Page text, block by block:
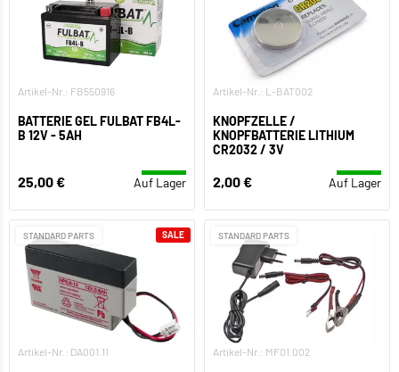
Artikel-Nr.: FB550916
BATTERIE GEL FULBAT FB4L-
B 12V - 5AH
25,00 € Auf Lager
Artikel-Nr.: L-BAT002
KNOPFZELLE /
KNOPFBATTERIE LITHIUM
CR2032 / 3V
2,00 € Auf Lager
STANDARD PARTS
Artikel-Nr.: DA001.11
SALE STANDARD PARTS
Artikel-Nr.: MF01.002